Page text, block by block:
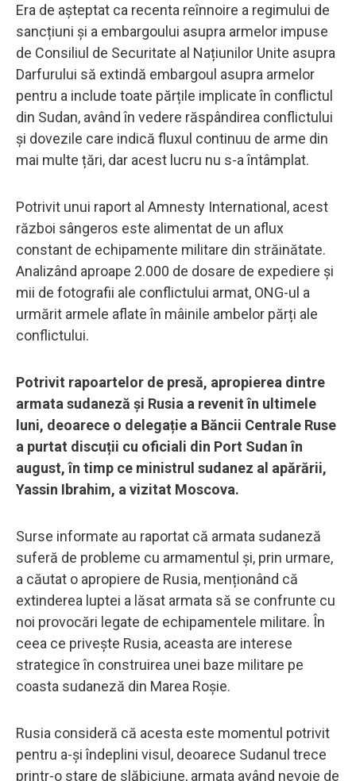
Era de așteptat ca recenta reînnoire a regimului de
sancțiuni și a embargoului asupra armelor impuse
de Consiliul de Securitate al Națiunilor Unite asupra
Darfurului să extindă embargoul asupra armelor
pentru a include toate părțile implicate în conflictul
din Sudan, având în vedere răspândirea conflictului
și dovezile care indică fluxul continuu de arme din
mai multe țări, dar acest lucru nu s-a întâmplat.
Potrivit unui raport al Amnesty International, acest
război sângeros este alimentat de un aflux
constant de echipamente militare din străinătate.
Analizând aproape 2.000 de dosare de expediere și
mii de fotografii ale conflictului armat, ONG-ul a
urmărit armele aflate în mâinile ambelor părți ale
conflictului.
Potrivit rapoartelor de presă, apropierea dintre
armata sudaneză și Rusia a revenit în ultimele
luni, deoarece o delegație a Băncii Centrale Ruse
a purtat discuții cu oficiali din Port Sudan în
august, în timp ce ministrul sudanez al apărării,
Yassin Ibrahim, a vizitat Moscova.
Surse informate au raportat că armata sudaneză
suferă de probleme cu armamentul și, prin urmare,
a căutat o apropiere de Rusia, menționând că
extinderea luptei a lăsat armata să se confrunte cu
noi provocări legate de echipamentele militare. În
ceea ce privește Rusia, aceasta are interese
strategice în construirea unei baze militare pe
coasta sudaneză din Marea Roșie.
Rusia consideră că acesta este momentul potrivit
pentru a-și îndeplini visul, deoarece Sudanul trece
printr-o stare de slăbiciune, armata având nevoie de